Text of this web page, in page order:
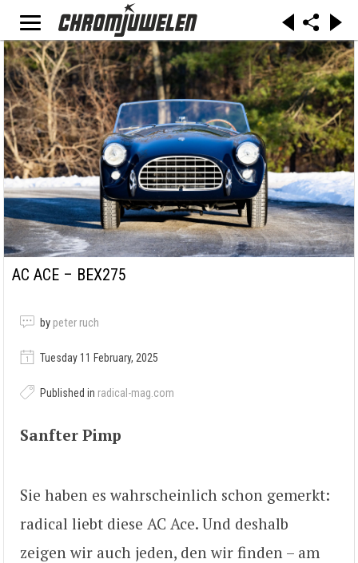
AC ACE – BEX275
by peter ruch
Tuesday 11 February, 2025
Published in radical-mag.com
Sanfter Pimp
Sie haben es wahrscheinlich schon gemerkt:
radical liebt diese AC Ace. Und deshalb
zeigen wir auch jeden, den wir finden – am